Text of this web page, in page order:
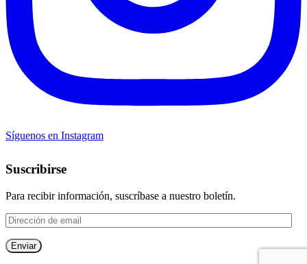
Síguenos en Instagram
Suscribirse
Para recibir información, suscríbase a nuestro boletín.